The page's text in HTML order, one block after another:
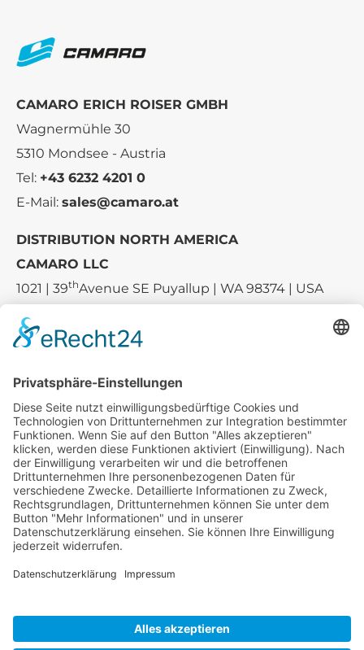
CAMARO ERICH ROISER GMBH
Wagnermühle 30
5310 Mondsee - Austria
Tel: +43 6232 4201 0
E-Mail: sales@camaro.at
DISTRIBUTION NORTH AMERICA
CAMARO LLC
1021 | 39thAvenue SE Puyallup | WA 98374 | USA
Tel.:+1 253-867-57 35
Unternehmen
Service
Media
© 2026 - Camaro Erich Roiser GmbH
AGB Impressum